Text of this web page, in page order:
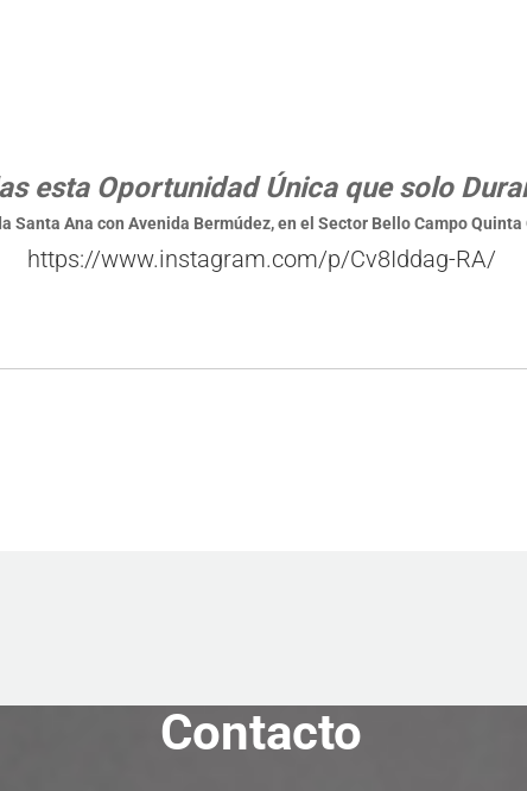
esta Oportunidad Única que solo
Santa Ana con Avenida Bermúdez, en el Sector Bello Campo
https://www.instagram.com/p/Cv8Iddag-RA/
Contacto